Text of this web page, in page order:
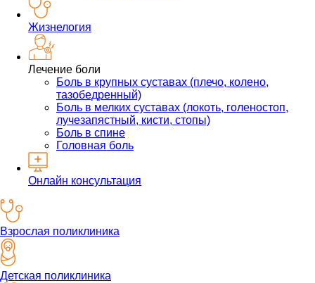
Жизнелогия
Лечение боли
Боль в крупных суставах (плечо, колено,
тазобедренный)
Боль в мелких суставах (локоть, голеностоп,
лучезапястный, кисти, стопы)
Боль в спине
Головная боль
Онлайн консультация
Взрослая поликлиника
Детская поликлиника